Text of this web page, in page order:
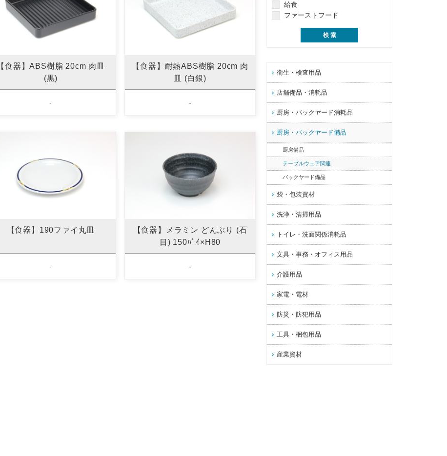
【食器】ABS樹脂 20cm 肉皿
(黒)
-
【食器】耐熱ABS樹脂 20cm 肉
皿 (白銀)
-
【食器】190ファイ丸皿
-
【食器】メラミン どんぶり (石
目) 150ﾊﾟｲ×H80
-
給食
ファーストフード
衛生・検査用品
店舗備品・消耗品
厨房・バックヤード消耗品
厨房・バックヤード備品
厨房備品
テーブルウェア関連
バックヤード備品
袋・包装資材
洗浄・清掃用品
トイレ・洗面関係消耗品
文具・事務・オフィス用品
介護用品
家電・電材
防災・防犯用品
工具・梱包用品
産業資材